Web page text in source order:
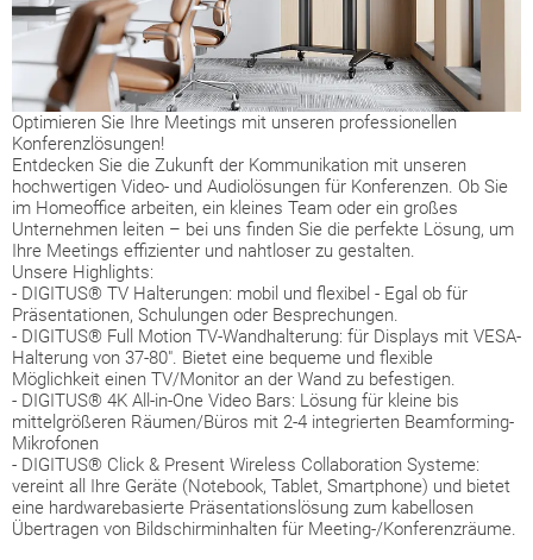
Optimieren Sie Ihre Meetings mit unseren professionellen
Konferenzlösungen!
Entdecken Sie die Zukunft der Kommunikation mit unseren
hochwertigen Video- und Audiolösungen für Konferenzen. Ob Sie
im Homeoffice arbeiten, ein kleines Team oder ein großes
Unternehmen leiten – bei uns finden Sie die perfekte Lösung, um
Ihre Meetings effizienter und nahtloser zu gestalten.
Unsere Highlights:
- DIGITUS® TV Halterungen: mobil und flexibel - Egal ob für
Präsentationen, Schulungen oder Besprechungen.
- DIGITUS® Full Motion TV-Wandhalterung: für Displays mit VESA-
Halterung von 37-80". Bietet eine bequeme und flexible
Möglichkeit einen TV/Monitor an der Wand zu befestigen.
- DIGITUS® 4K All-in-One Video Bars: Lösung für kleine bis
mittelgrößeren Räumen/Büros mit 2-4 integrierten Beamforming-
Mikrofonen
- DIGITUS® Click & Present Wireless Collaboration Systeme:
vereint all Ihre Geräte (Notebook, Tablet, Smartphone) und bietet
eine hardwarebasierte Präsentationslösung zum kabellosen
Übertragen von Bildschirminhalten für Meeting-/Konferenzräume.